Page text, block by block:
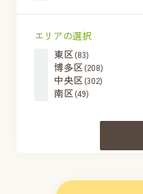
エリアの選択
東区(83)
博多区(208)
中央区(302)
南区(49)